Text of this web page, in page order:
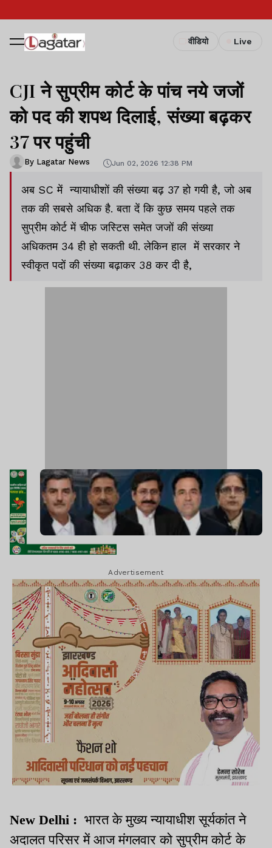
वीडियो Live
CJI ने सुप्रीम कोर्ट के पांच नये जजों
को पद की शपथ दिलाई, संख्या बढ़कर
37 पर पहुंची
By Lagatar News Jun 02, 2026 12:38 PM
अब SC में न्यायाधीशों की संख्या बढ़ 37 हो गयी है, जो अब
तक की सबसे अधिक है. बता दें कि कुछ समय पहले तक
सुप्रीम कोर्ट में चीफ जस्टिस समेत जजों की संख्या
अधिकतम 34 ही हो सकती थी. लेकिन हाल में सरकार ने
स्वीकृत पदों की संख्या बढ़ाकर 38 कर दी है,
Advertisement
New Delhi : भारत के मुख्य न्यायाधीश सूर्यकांत ने
अदालत परिसर में आज मंगलवार को सुप्रीम कोर्ट के